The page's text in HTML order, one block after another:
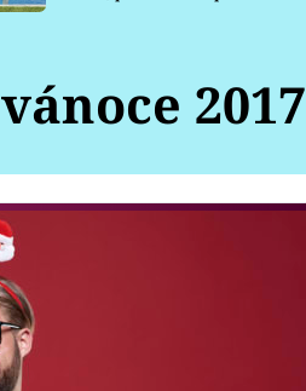
vánoce 2017